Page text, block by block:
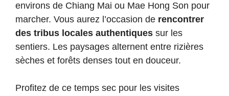
environs de Chiang Mai ou Mae Hong Son pour
marcher. Vous aurez l’occasion de rencontrer
des tribus locales authentiques sur les
sentiers. Les paysages alternent entre rizières
sèches et forêts denses tout en douceur.
Profitez de ce temps sec pour les visites